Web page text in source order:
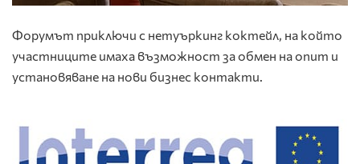
Форумът приключи с нетуъркинг коктейл, на който
участниците имаха възможност за обмен на опит и
установяване на нови бизнес контакти.